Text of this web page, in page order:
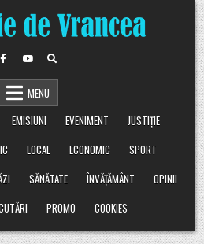
MENU
EMISIUNI EVENIMENT
JUSTIȚIE
LOCAL ECONOMIC
SPORT
SĂNĂTATE ÎNVĂȚĂMÂNT
OPINII
PROMO COOKIES